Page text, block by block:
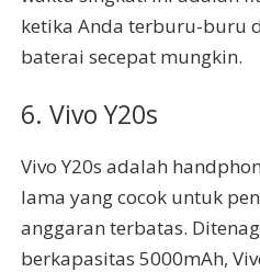
ketika Anda terburu-buru
baterai secepat mungkin.
6. Vivo Y20s
Vivo Y20s adalah
lama yang cocok untuk
anggaran terbatas.
berkapasitas 5000mAh,